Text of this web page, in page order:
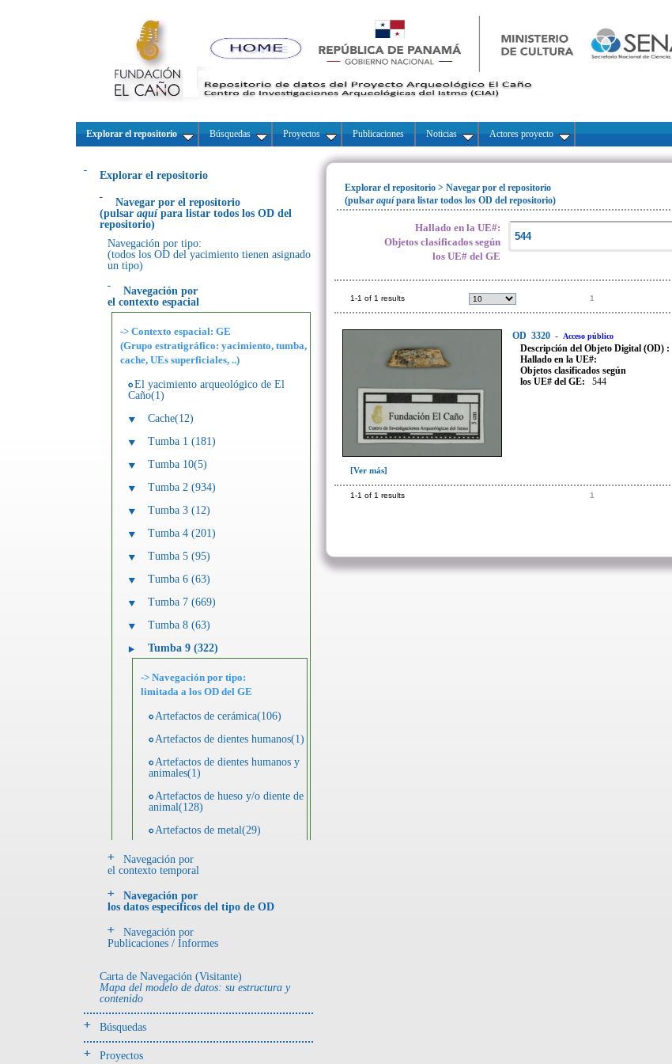
Explorar el repositorio Búsquedas Proyectos Publicaciones Noticias Actores proyecto
Explorar el repositorio
Navegar por el repositorio
(pulsar aquí para listar todos los OD del
repositorio)
Navegación por tipo:
(todos los OD del yacimiento tienen asignado
un tipo)
Navegación por
el contexto espacial
-> Contexto espacial: GE
(Grupo estratigráfico: yacimiento, tumba,
cache, UEs superficiales, ..)
El yacimiento arqueológico de El
Caño(1)
Cache(12)
Tumba 1 (181)
Tumba 10(5)
Tumba 2 (934)
Tumba 3 (12)
Tumba 4 (201)
Tumba 5 (95)
Tumba 6 (63)
Tumba 7 (669)
Tumba 8 (63)
Tumba 9 (322)
-> Navegación por tipo:
limitada a los OD del GE
Artefactos de cerámica(106)
Artefactos de dientes humanos(1)
Artefactos de dientes humanos y
animales(1)
Artefactos de hueso y/o diente de
animal(128)
Artefactos de metal(29)
Artefactos de metal y hueso y/o
diente de animal(5)
Artefactos de piedra(6)
Ecofactos animales(1)
Registro de unidades
- UE# y tipo de UE
donde se halló el objeto
Navegación por
el contexto temporal
Navegación por
los datos específicos del tipo de OD
Navegación por
Publicaciones / Informes
Carta de Navegación (Visitante)
Mapa del modelo de datos: su estructura y
contenido
Búsquedas
Proyectos
Explorar el repositorio > Navegar por el repositorio
(pulsar aquípara listar todos los OD del repositorio)
Hallado en la UE#:
Objetos clasificados según
los UE# del GE
1-1 of 1 results 1
OD 3320 - Acceso público
Descripción del Objeto Digital (OD) :
Hallado en la UE#:
Objetos clasificados según
los UE# del GE:
544
[Ver más]
1-1 of 1 results 1